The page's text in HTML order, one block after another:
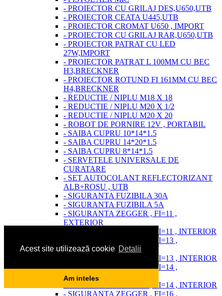
Acest site utilizează cookie Detalii
Am inteles
- PROIECTOR CU GRILAJ DES,U650,UTB
- PROIECTOR CEATA U445,UTB
- PROIECTOR CROMAT U650 , IMPORT
- PROIECTOR CU GRILAJ RAR,U650,UTB
- PROIECTOR PATRAT CU LED
27W,IMPORT
- PROIECTOR PATRAT L 100MM CU BEC
H3,BRECKNER
- PROIECTOR ROTUND FI 161MM CU BEC
H4,BRECKNER
- REDUCTIE / NIPLU M18 X 18
- REDUCTIE / NIPLU M20 X 1/2
- REDUCTIE / NIPLU M20 X 20
- ROBOT DE PORNIRE 12V , PORTABIL
- SAIBA CUPRU 10*14*1.5
- SAIBA CUPRU 14*20*1.5
- SAIBA CUPRU 8*14*1.5
- SERVETELE UNIVERSALE DE
CURATARE
- SET AUTOCOLANT REFLECTORIZANT
ALB+ROSU , UTB
- SIGURANTA FUZIBILA 30A
- SIGURANTA FUZIBILA 5A
- SIGURANTA ZEGGER , FI=11 ,
EXTERIOR
- SIGURANTA ZEGGER , FI=11 , INTERIOR
- SIGURANTA ZEGGER , FI=13 ,
EXTERIOR
- SIGURANTA ZEGGER , FI=13 , INTERIOR
- SIGURANTA ZEGGER , FI=14 ,
EXTERIOR
- SIGURANTA ZEGGER , FI=14 , INTERIOR
- SIGURANTA ZEGGER , FI=16 ,